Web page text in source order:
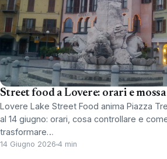
Street food a Lovere: orari e
Lovere Lake Street Food anima Piazza
al 14 giugno: orari, cosa controllare e
trasformare…
14 Giugno 2026 4 min